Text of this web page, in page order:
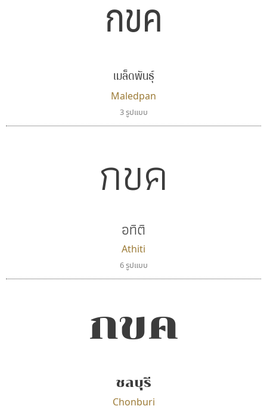
กขค
เมล็ดพันธุ์
Maledpan
3 รูปแบบ
กขค
อทิติ
Athiti
6 รูปแบบ
กขค
ชลบุรี
Chonburi